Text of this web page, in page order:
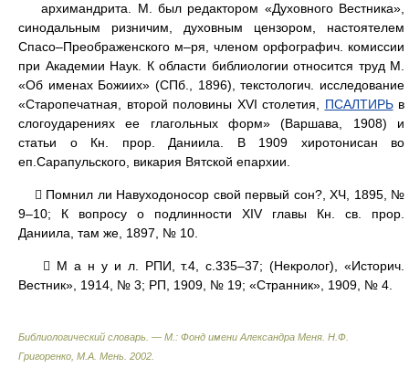
архимандрита. М. был редактором «Духовного Вестника»,
синодальным ризничим, духовным цензором, настоятелем
Спасо–Преображенского м–ря, членом орфографич. комиссии
при Академии Наук. К области библиологии относится труд М.
«Об именах Божиих» (СПб., 1896), текстологич. исследование
«Старопечатная, второй половины XVI столетия, ПСАЛТИРЬв
слогоударениях ее глагольных форм» (Варшава, 1908) и
статьи о Кн. прор. Даниила. В 1909 хиротонисан во
еп.Сарапульского, викария Вятской епархии.
 Помнил ли Навуходоносор свой первый сон?, ХЧ, 1895, №
9–10; К вопросу о подлинности XIV главы Кн. св. прор.
Даниила, там же, 1897, № 10.
 М а н у и л. РПИ, т.4, с.335–37; (Некролог), «Историч.
Вестник», 1914, № 3; РП, 1909, № 19; «Странник», 1909, № 4.
Библиологический словарь. — М.: Фонд имени Александра Меня Н.Ф.
Григоренко, М.А. Мень 2002